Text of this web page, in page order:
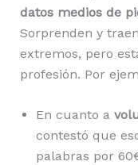
datos medios de
Sorprenden y
extremos, pero
profesión. Por
En cuanto a
contestó que
palabras por